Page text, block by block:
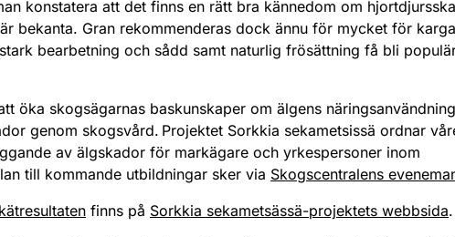
konstatera att det finns en rätt bra kännedom om
bekanta. Gran rekommenderas dock ännu för mycket för
bearbetning och sådd samt naturlig frösättning få bli
öka skogsägarnas baskunskaper om älgens
genom skogsvård. Projektet Sorkkia sekametsissä ordnar
av älgskador för markägare och yrkespersoner inom
till kommande utbildningar sker via Skogscentralens
finns på Sorkkia sekametsässä-projektets webbsida